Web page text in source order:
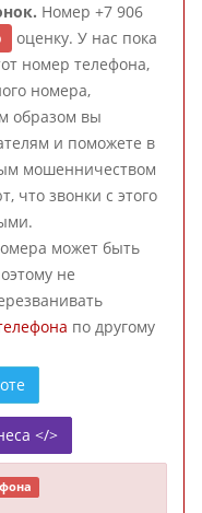
Номер +7 906
оценку. У нас пока
номер телефона,
номера,
образом вы
и поможете в
мошенничеством
что звонки с этого
может быть
не
по другому
</>